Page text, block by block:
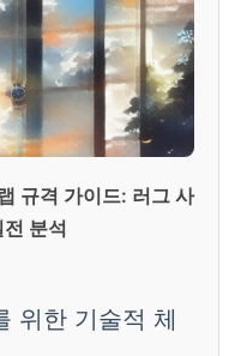
규격 가이드: 러그 사
분석
위한 기술적 체